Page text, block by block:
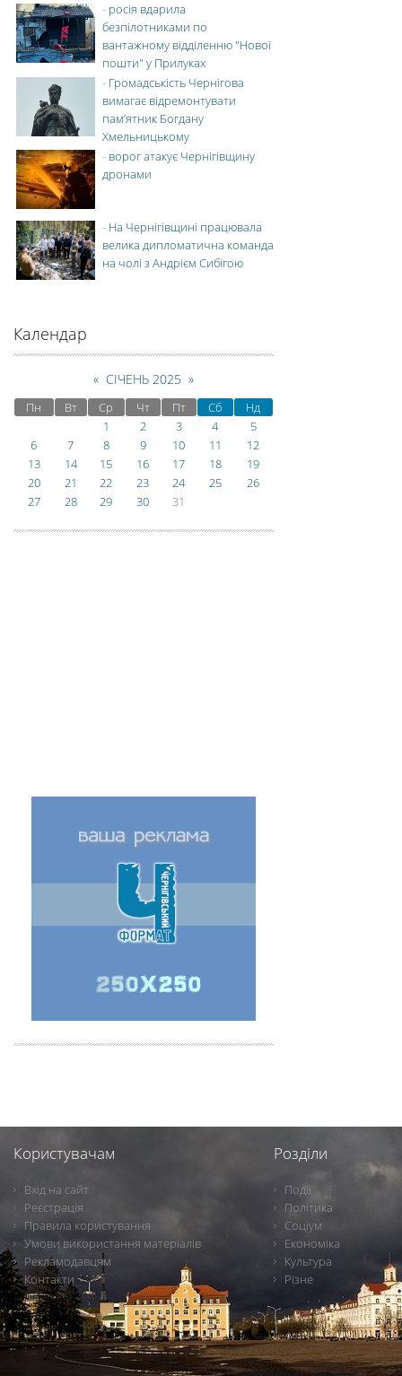
- росія вдарила
безпілотниками по
вантажному відділенню "Нової
пошти" у Прилуках
- Громадськість Чернігова
вимагає відремонтувати
пам’ятник Богдану
Хмельницькому
- ворог атакує Чернігівщину
дронами
- На Чернігівщині працювала
велика дипломатична команда
на чолі з Андрієм Сибігою
Календар
« СІЧЕНЬ 2025 »
Пн Вт Ср Чт Пт Сб
Нд
1
2 3 4
5
6
7 8 9 10 11
12
13
14 15 16 17 18
19
20
21 22 23 24 25
26
27
28 29 30 31
Користувачам
Вхід на сайт
Реєстрація
Правила користування
Умови використання матеріалів
Рекламодавцям
Контакти
Розділи
Події
Політика
Соціум
Економіка
Культура
Різне